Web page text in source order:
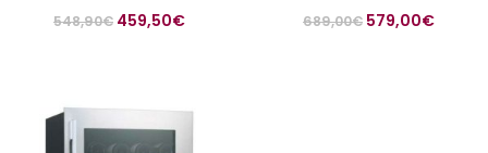
548,90€ 459,50€ 689,00€ 579,00€